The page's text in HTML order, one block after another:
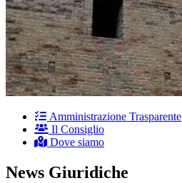
Amministrazione Trasparente
Il Consiglio
Dove siamo
News Giuridiche